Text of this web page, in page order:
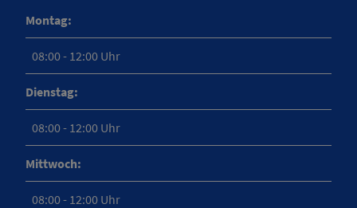
Montag:
08:00 - 12:00 Uhr
Dienstag:
08:00 - 12:00 Uhr
Mittwoch:
08:00 - 12:00 Uhr